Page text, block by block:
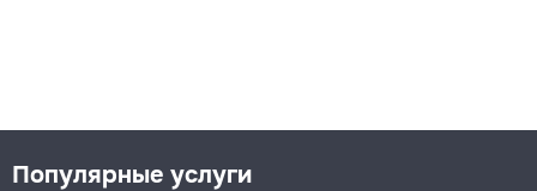
Популярные услуги